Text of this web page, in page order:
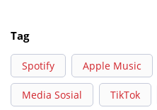
Tag
Spotify Apple Music
Media Sosial TikTok